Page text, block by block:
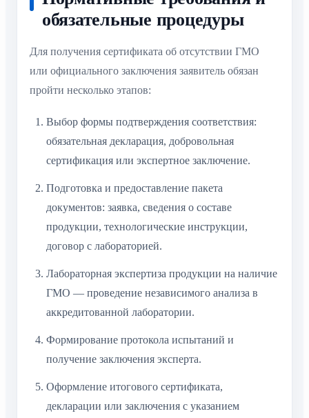
обязательные процедуры
Для получения сертификата об отсутствии ГМО
или официального заключения заявитель обязан
пройти несколько этапов:
Выбор формы подтверждения соответствия:
обязательная декларация, добровольная
сертификация или экспертное заключение.
Подготовка и предоставление пакета
документов: заявка, сведения о составе
продукции, технологические инструкции,
договор с лабораторией.
Лабораторная экспертиза продукции на наличие
ГМО — проведение независимого анализа в
аккредитованной лаборатории.
Формирование протокола испытаний и
получение заключения эксперта.
Оформление итогового сертификата,
декларации или заключения с указанием